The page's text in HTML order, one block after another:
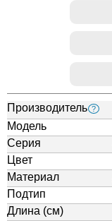
Производитель ?
Модель
Серия
Цвет
Материал
Подтип
Длина (см)